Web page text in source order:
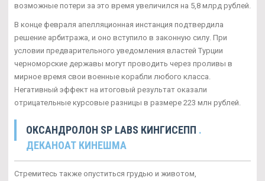
возможные потери за это время увеличился на 5,8 млрд рублей.
В конце февраля апелляционная инстанция подтвердила
решение арбитража, и оно вступило в законную силу. При
условии предварительного уведомления властей Турции
черноморские державы могут проводить через проливы в
мирное время свои военные корабли любого класса.
Негативный эффект на итоговый результат оказали
отрицательные курсовые разницы в размере 223 млн рублей.
ОКСАНДРОЛОН SP LABS КИНГИСЕПП .
ДЕКАНОАТ КИНЕШМА
Стремитесь также опуститься грудью и животом,